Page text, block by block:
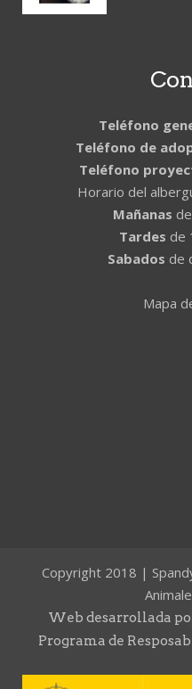
Teléfono
Teléfono de
Teléfono
Horario del
Mañanas
Tardes de
Sabados de
Mapa
Copyright 2018 |
Web desarrollada
Programa de